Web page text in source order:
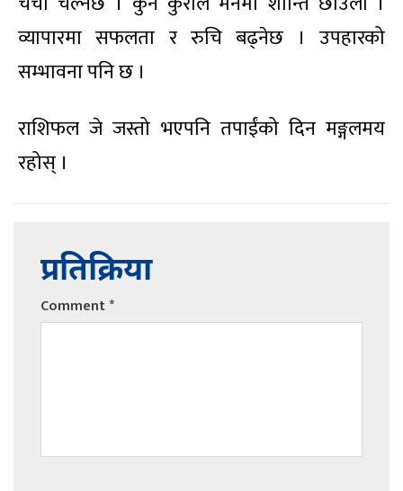
व्यापारमा सफलता र रुचि बढ्नेछ । उपहारको
सम्भावना पनि छ ।
राशिफल जे जस्तो भएपनि तपाईंको दिन मङ्गलमय
रहोस् ।
प्रतिक्रिया
Comment*